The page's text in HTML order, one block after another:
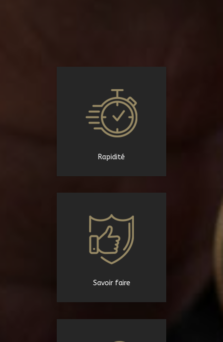
Rapidité
Savoir faire